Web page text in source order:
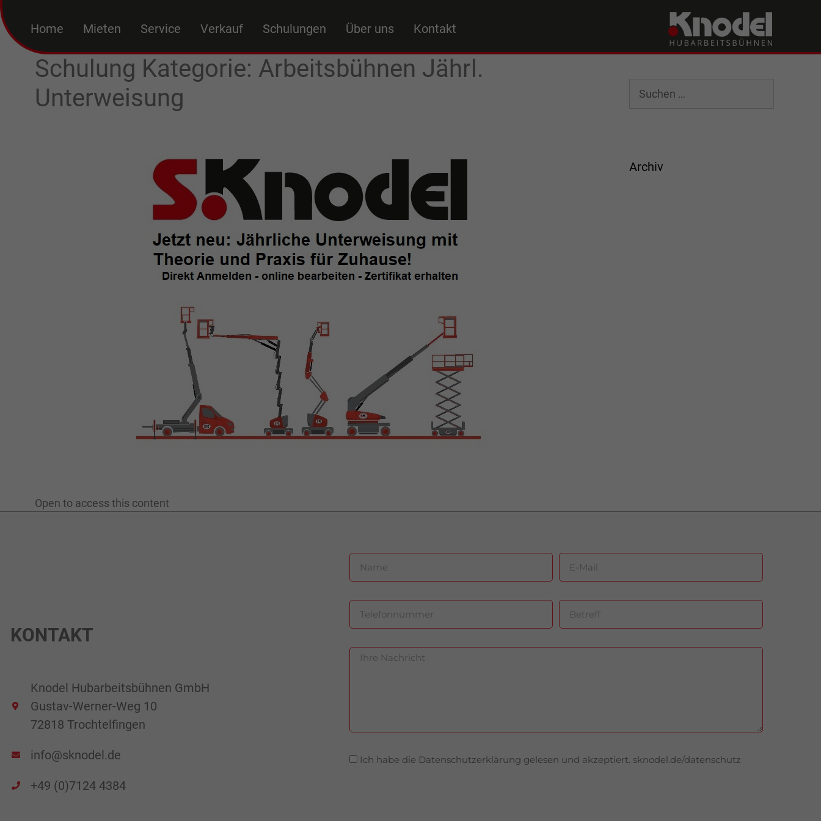
Home Mieten Service Verkauf Schulungen Über uns Kontakt
Schulung Kategorie: Arbeitsbühnen Jährl.
Unterweisung
Open to access this content
Archiv
KONTAKT
Knodel Hubarbeitsbühnen GmbH
Gustav-Werner-Weg 10
72818 Trochtelfingen
info@sknodel.de
+49 (0)7124 4384
Ich habe die Datenschutzerklärung gelesen und akzeptiert. sknodel.de/datenschutz